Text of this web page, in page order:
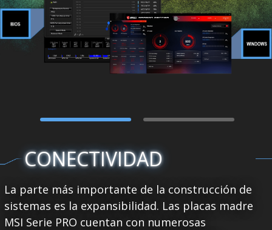
CONECTIVIDAD
La parte más importante de la construcción de
sistemas es la expansibilidad. Las placas madre
MSI Serie PRO cuentan con numerosas